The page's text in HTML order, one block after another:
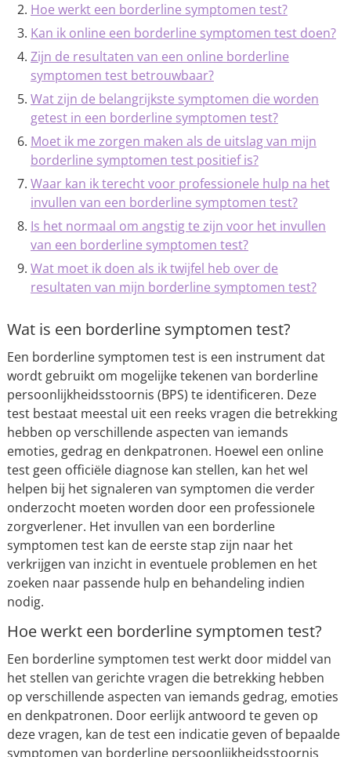
Hoe werkt een borderline symptomen test?
Kan ik online een borderline symptomen test doen?
Zijn de resultaten van een online borderline
symptomen test betrouwbaar?
Wat zijn de belangrijkste symptomen die worden
getest in een borderline symptomen test?
Moet ik me zorgen maken als de uitslag van mijn
borderline symptomen test positief is?
Waar kan ik terecht voor professionele hulp na het
invullen van een borderline symptomen test?
Is het normaal om angstig te zijn voor het invullen
van een borderline symptomen test?
Wat moet ik doen als ik twijfel heb over de
resultaten van mijn borderline symptomen test?
Wat is een borderline symptomen test?
Een borderline symptomen test is een instrument dat
wordt gebruikt om mogelijke tekenen van borderline
persoonlijkheidsstoornis (BPS) te identificeren. Deze
test bestaat meestal uit een reeks vragen die betrekking
hebben op verschillende aspecten van iemands
emoties, gedrag en denkpatronen. Hoewel een online
test geen officiële diagnose kan stellen, kan het wel
helpen bij het signaleren van symptomen die verder
onderzocht moeten worden door een professionele
zorgverlener. Het invullen van een borderline
symptomen test kan de eerste stap zijn naar het
verkrijgen van inzicht in eventuele problemen en het
zoeken naar passende hulp en behandeling indien
nodig.
Hoe werkt een borderline symptomen test?
Een borderline symptomen test werkt door middel van
het stellen van gerichte vragen die betrekking hebben
op verschillende aspecten van iemands gedrag, emoties
en denkpatronen. Door eerlijk antwoord te geven op
deze vragen, kan de test een indicatie geven of bepaalde
symptomen van borderline persoonlijkheidsstoornis